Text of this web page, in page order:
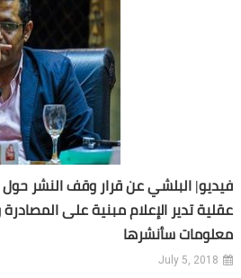
عقلية تدير الإعلام مبنية على
معلومات سأنشرها
July 5, 2018